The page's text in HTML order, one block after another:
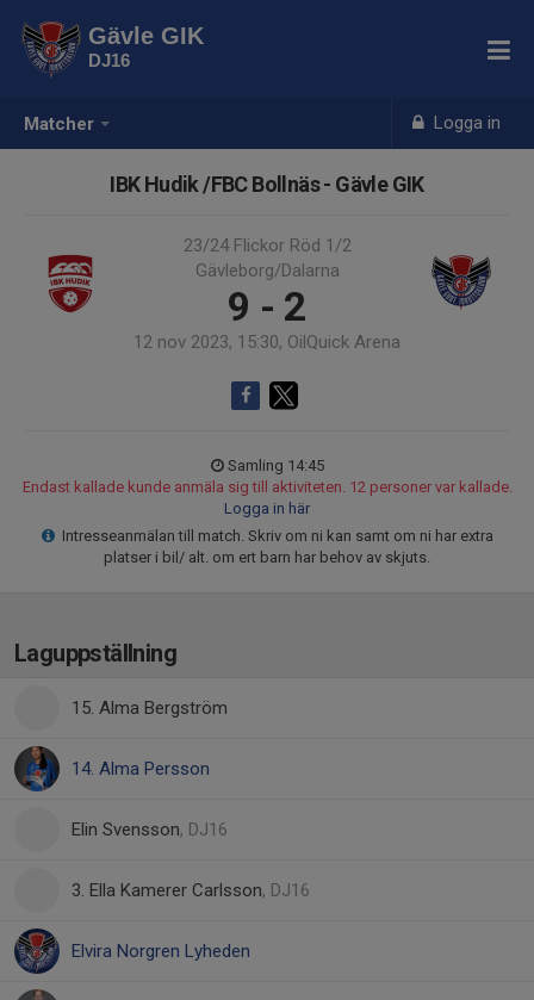
Matcher Logga in
Gävle GIK
DJ16
IBK Hudik /FBC Bollnäs - Gävle GIK
23/24 Flickor Röd 1/2
Gävleborg/Dalarna
9 - 2
12 nov 2023, 15:30, OilQuick Arena
Samling 14:45
Endast kallade kunde anmäla sig till aktiviteten. 12 personer var kallade.
Logga in här
Intresseanmälan till match. Skriv om ni kan samt om ni har extra
platser i bil/ alt. om ert barn har behov av skjuts.
Laguppställning
15. Alma Bergström
14. Alma Persson
Elin Svensson, DJ16
3. Ella Kamerer Carlsson, DJ16
Elvira Norgren Lyheden